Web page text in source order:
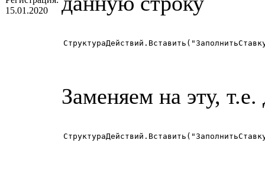
15.01.2020
Заменяем на эту,